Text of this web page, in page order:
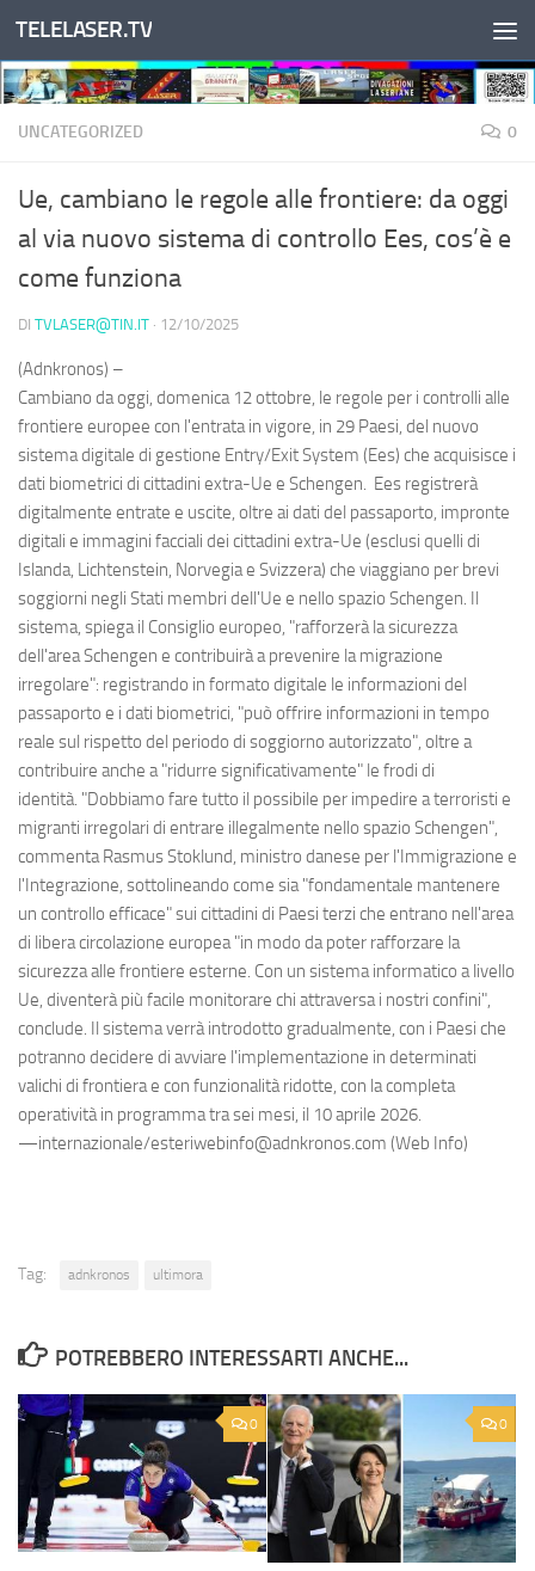
Salta al contenuto
TELELASER.TV
UNCATEGORIZED 0
Ue, cambiano le regole alle frontiere: da oggi
al via nuovo sistema di controllo Ees, cos’è e
come funziona
DI TVLASER@TIN.IT · 12/10/2025
(Adnkronos) –
Cambiano da oggi, domenica 12 ottobre, le regole per i controlli alle
frontiere europee con l'entrata in vigore, in 29 Paesi, del nuovo
sistema digitale di gestione Entry/Exit System (Ees) che acquisisce i
dati biometrici di cittadini extra-Ue e Schengen. Ees registrerà
digitalmente entrate e uscite, oltre ai dati del passaporto, impronte
digitali e immagini facciali dei cittadini extra-Ue (esclusi quelli di
Islanda, Lichtenstein, Norvegia e Svizzera) che viaggiano per brevi
soggiorni negli Stati membri dell'Ue e nello spazio Schengen. Il
sistema, spiega il Consiglio europeo, "rafforzerà la sicurezza
dell'area Schengen e contribuirà a prevenire la migrazione
irregolare": registrando in formato digitale le informazioni del
passaporto e i dati biometrici, "può offrire informazioni in tempo
reale sul rispetto del periodo di soggiorno autorizzato", oltre a
contribuire anche a "ridurre significativamente" le frodi di
identità. "Dobbiamo fare tutto il possibile per impedire a terroristi e
migranti irregolari di entrare illegalmente nello spazio Schengen",
commenta Rasmus Stoklund, ministro danese per l'Immigrazione e
l'Integrazione, sottolineando come sia "fondamentale mantenere
un controllo efficace" sui cittadini di Paesi terzi che entrano nell'area
di libera circolazione europea "in modo da poter rafforzare la
sicurezza alle frontiere esterne. Con un sistema informatico a livello
Ue, diventerà più facile monitorare chi attraversa i nostri confini",
conclude. Il sistema verrà introdotto gradualmente, con i Paesi che
potranno decidere di avviare l'implementazione in determinati
valichi di frontiera e con funzionalità ridotte, con la completa
operatività in programma tra sei mesi, il 10 aprile 2026.
—internazionale/esteriwebinfo@adnkronos.com (Web Info)
Tag: adnkronos ultimora
POTREBBERO INTERESSARTI ANCHE...
0 0